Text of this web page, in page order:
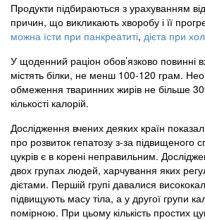
Продукти підбираються з урахуванням
причин, що викликають хворобу і її
можна їсти при панкреатиті, дієта при
У щоденний раціон обов’язково повинні
містять білки, не менш 100-120 грам.
обмеження тваринних жирів не більше
кількості калорій.
Дослідження вчених деяких країн
про розвиток гепатозу з-за підвищеного
цукрів є в корені неправильним.
двох групах людей, харчування яких
дієтами. Першій групі давалися
підвищують масу тіла, а у другої групи
помірною. При цьому кількість простих